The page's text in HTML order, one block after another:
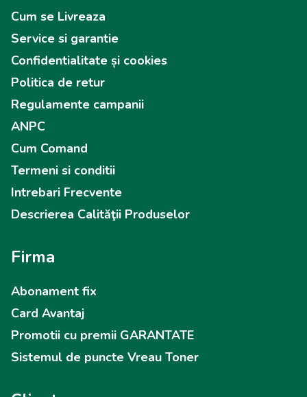
Cum se Livreaza
Service si garantie
Confidentialitate și cookies
Politica de retur
Regulamente campanii
ANPC
Cum Comand
Termeni si conditii
Intrebari Frecvente
Descrierea Calităţii Produselor
Firma
Abonament fix
Card Avantaj
Promotii cu premii GARANTATE
Sistemul de puncte Vreau Toner